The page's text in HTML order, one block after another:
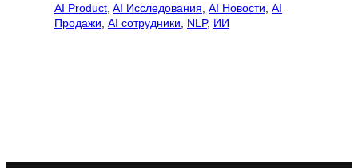
AI Product AI Исследования AI Новости AI
Продажи AI сотрудники NLP, ИИ